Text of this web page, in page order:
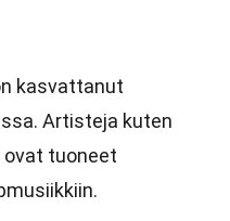
kasvattanut
Artisteja kuten
ovat tuoneet